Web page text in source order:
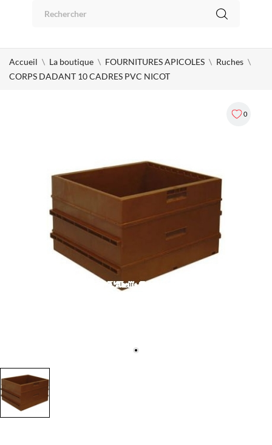
Accueil La boutique FOURNITURES APICOLES
Ruches
CORPS DADANT 10 CADRES PVC NICOT
0